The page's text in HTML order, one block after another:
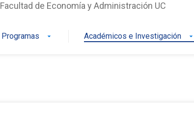
Facultad de Economía y Administración UC
Programas arrow_drop_down Académicos e Investigación arrow_drop_down